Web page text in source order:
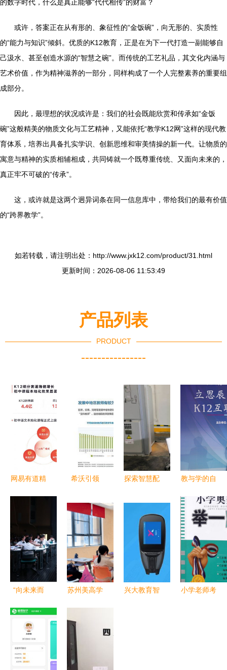
的数字时代，什么是真正能够“代代相传”的财富？
或许，答案正在从有形的、象征性的“金饭碗”，向无形的、实质性
的“能力与知识”倾斜。优质的K12教育，正是在为下一代打造一副能够自
己汲水、甚至创造水源的“智慧之碗”。而传统的工艺礼品，其文化内涵与
艺术价值，作为精神滋养的一部分，同样构成了一个人完整素养的重要组
成部分。
因此，最理想的状况或许是：我们的社会既能欣赏和传承如“金饭
碗”这般精美的物质文化与工艺精神，又能依托“教学K12网”这样的现代教
育体系，培养出具备扎实学识、创新思维和审美情操的新一代。让物质的
寓意与精神的实质相辅相成，共同铸就一个既尊重传统、又面向未来的，
真正牢不可破的“传承”。
这，或许就是这两个迥异词条在同一信息库中，带给我们的最有价值
的“跨界教学”。
如若转载，请注明出处：http://www.jxk12.com/product/31.html
更新时间：2026-08-06 11:53:49
产品列表
PRODUCT
----------------
网易有道精
130.2% 本
地化网课成
增长新引擎
希沃引领
革 数字设
备助推未来
智慧课堂快
速发展
探索智慧配
科技创新课
教与学的自
思辰敏特移
动学习解决
方案赋能
K12教育
“向未来而
息化助推巴
蜀常春藤学
校K12教育
苏州美高学
小初校园开
放日 探索
未来教育的
兴大教育智
小学老师考